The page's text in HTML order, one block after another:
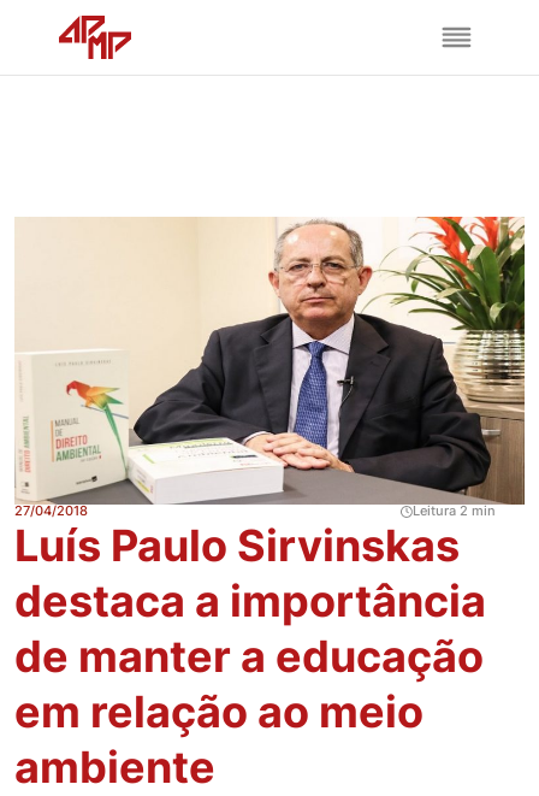
27/04/2018 Leitura 2 min
Luís Paulo Sirvinskas
destaca a importância
de manter a educação
em relação ao meio
ambiente